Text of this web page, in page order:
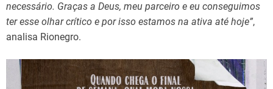
necessário. Graças a Deus, meu parceiro e eu conseguimos
ter esse olhar crítico e por isso estamos na ativa até hoje”,
analisa Rionegro.